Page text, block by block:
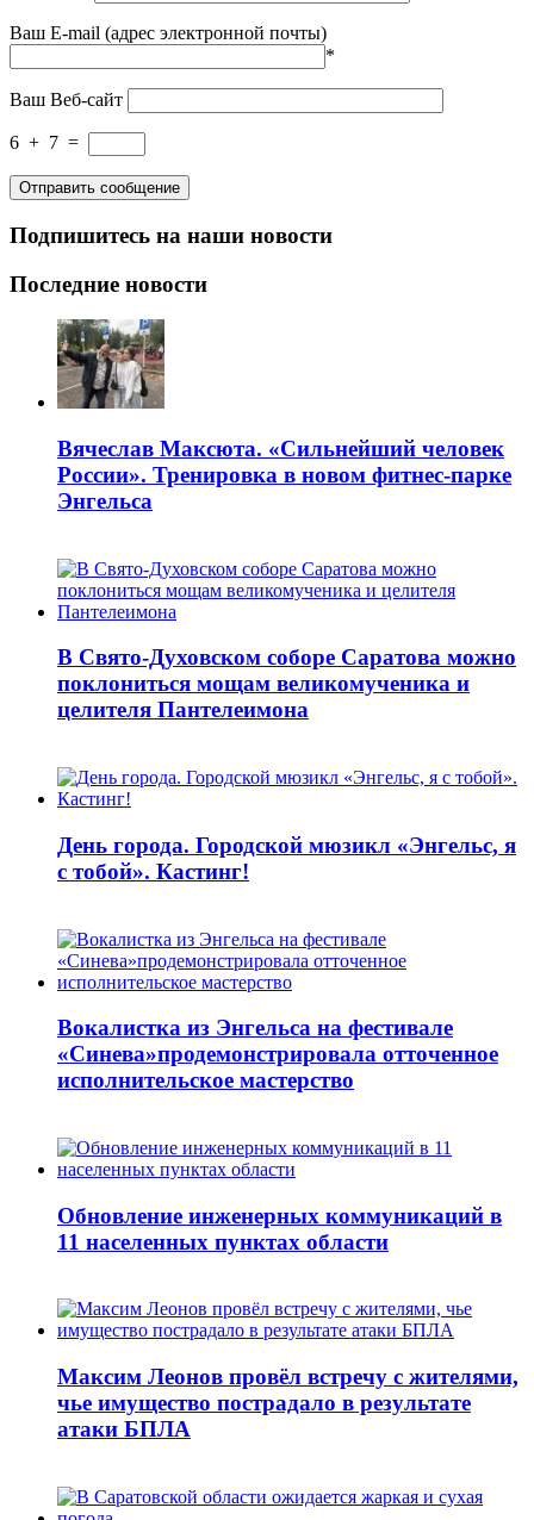
Ваш E-mail (адрес электронной почты)
*
Ваш Веб-сайт
6 + 7 =
Подпишитесь на наши новости
Последние новости
Вячеслав Максюта. «Сильнейший человек
России». Тренировка в новом фитнес-парке
Энгельса
В Свято-Духовском соборе Саратова можно
поклониться мощам великомученика и
целителя Пантелеимона
День города. Городской мюзикл «Энгельс, я
с тобой». Кастинг!
Вокалистка из Энгельса на фестивале
«Синева»продемонстрировала отточенное
исполнительское мастерство
Обновление инженерных коммуникаций в
11 населенных пунктах области
Максим Леонов провёл встречу с жителями,
чье имущество пострадало в результате
атаки БПЛА